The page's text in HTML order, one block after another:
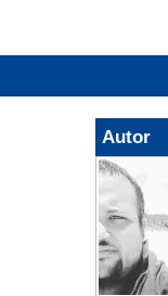
Autor